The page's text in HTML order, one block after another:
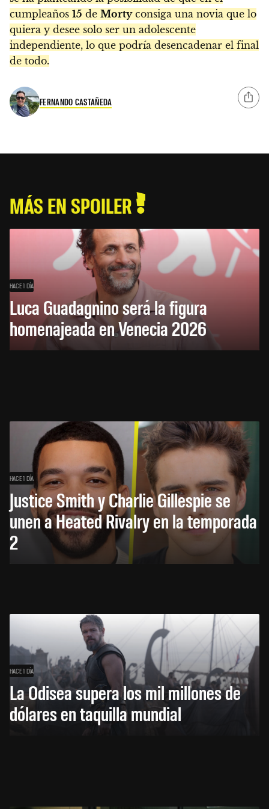
cumpleaños 15 de Mortyconsiga una novia que lo
quiera y desee solo ser un adolescente
independiente, lo que podría desencadenar el final
de todo.
FERNANDO CASTAÑEDA
MÁS EN SPOILER
HACE 1 DÍA
Luca Guadagnino será la figura
homenajeada en Venecia 2026
HACE 1 DÍA
Justice Smith y Charlie Gillespie se
unen a Heated Rivalry en la temporada
2
HACE 1 DÍA
La Odisea supera los mil millones de
dólares en taquilla mundial